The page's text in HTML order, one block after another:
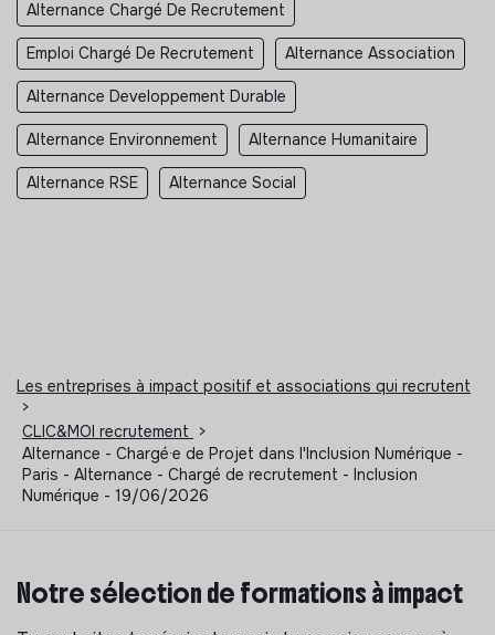
Alternance Chargé De Recrutement
Emploi Chargé De Recrutement Alternance Association
Alternance Developpement Durable
Alternance Environnement Alternance Humanitaire
Alternance RSE Alternance Social
Les entreprises à impact positif et associations qui recrutent
>
CLIC&MOI recrutement
>
Alternance - Chargé·e de Projet dans l'Inclusion Numérique -
Paris - Alternance - Chargé de recrutement - Inclusion
Numérique - 19/06/2026
Notre sélection de formations à impact